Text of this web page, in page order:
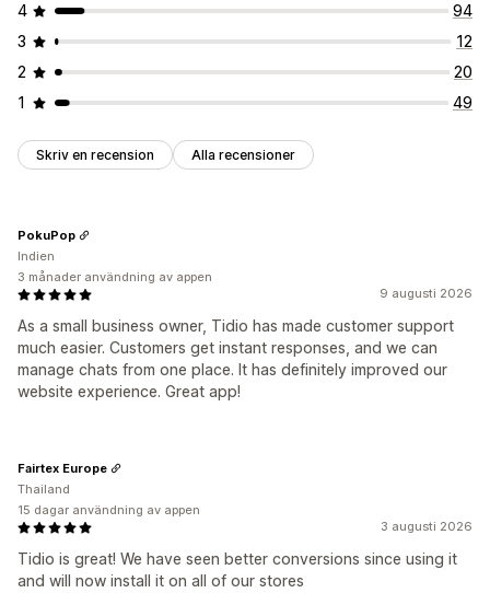
4
94
3
12
2
20
1
49
Skriv en recension Alla recensioner
9 augusti 2026
As a small business owner, Tidio has made customer support
much easier. Customers get instant responses, and we can
manage chats from one place. It has definitely improved our
website experience. Great app!
PokuPop
Indien
3 månader användning av appen
3 augusti 2026
Tidio is great! We have seen better conversions since using it
and will now install it on all of our stores
Fairtex Europe
Thailand
15 dagar användning av appen